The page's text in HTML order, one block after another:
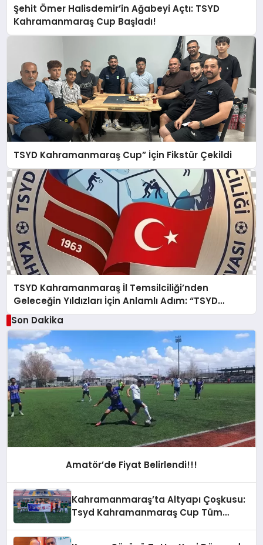
Şehit Ömer Halisdemir’in Ağabeyi Açtı: TSYD
Kahramanmaraş Cup Başladı!
TSYD Kahramanmaraş Cup” İçin Fikstür Çekildi
TSYD Kahramanmaraş İl Temsilciliği’nden
Geleceğin Yıldızları İçin Anlamlı Adım: “TSYD
Kahramanmaraş Cup” 1 Ağustos’ta Başlıyor
Son Dakika
Amatör’de Fiyat Belirlendi!!!
Kahramanmaraş’ta Altyapı Çoşkusu:
Tsyd Kahramanmaraş Cup Tüm